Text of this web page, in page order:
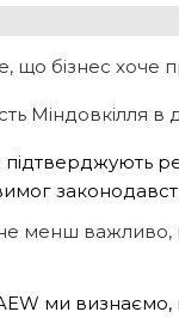
що бізнес хоче
Міндовкілля в
менш важливо,
ми